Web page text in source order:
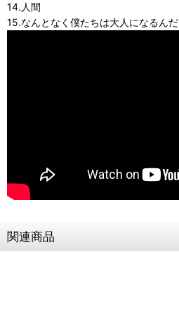
14.人間
15.なんとなく僕たちは大人になるんだ
関連商品